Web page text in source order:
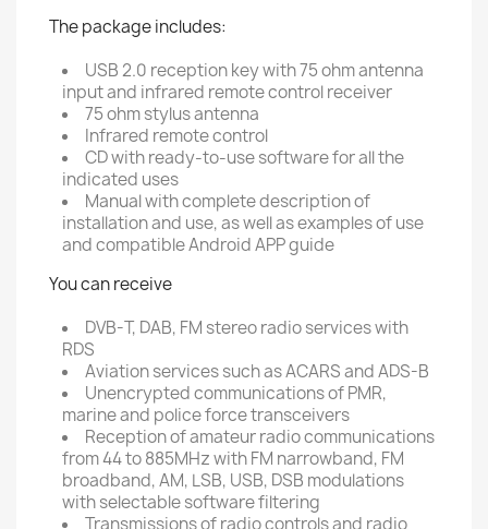
The package includes:
USB 2.0 reception key with 75 ohm antenna
input and infrared remote control receiver
75 ohm stylus antenna
Infrared remote control
CD with ready-to-use software for all the
indicated uses
Manual with complete description of
installation and use, as well as examples of use
and compatible Android APP guide
You can receive
DVB-T, DAB, FM stereo radio services with
RDS
Aviation services such as ACARS and ADS-B
Unencrypted communications of PMR,
marine and police force transceivers
Reception of amateur radio communications
from 44 to 885MHz with FM narrowband, FM
broadband, AM, LSB, USB, DSB modulations
with selectable software filtering
Transmissions of radio controls and radio